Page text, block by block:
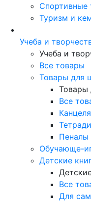
Спортивные
Туризм и
Учеба и
Учеба и
Все товары
Товары для
Товары
Все
Пеналы
Обучающе-
Детские
Все
Для